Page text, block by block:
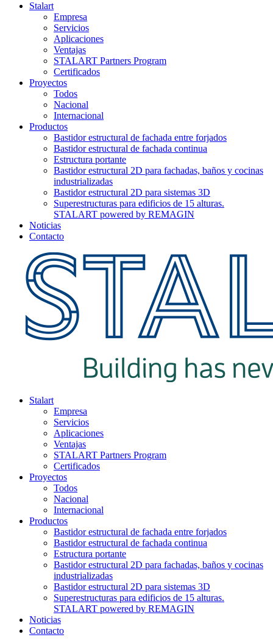
Stalart
Empresa
Servicios
Aplicaciones
Ventajas
STALART Partners Program
Certificados
Proyectos
Todos
Nacional
Internacional
Productos
Bastidor estructural de fachada entre forjados
Bastidor estructural de fachada continua
Estructura portante
Bastidor estructural 2D para fachadas, baños y cocinas
industrializadas
Bastidor estructural 2D para sistemas 3D
Superestructuras para edificios de 15 alturas.
STALART powered by REMAGIN
Noticias
Contacto
Stalart
Empresa
Servicios
Aplicaciones
Ventajas
STALART Partners Program
Certificados
Proyectos
Todos
Nacional
Internacional
Productos
Bastidor estructural de fachada entre forjados
Bastidor estructural de fachada continua
Estructura portante
Bastidor estructural 2D para fachadas, baños y cocinas
industrializadas
Bastidor estructural 2D para sistemas 3D
Superestructuras para edificios de 15 alturas.
STALART powered by REMAGIN
Noticias
Contacto